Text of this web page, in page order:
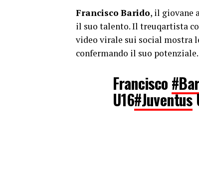
Francisco Barido, il giovane
il suo talento. Il treuqartista
video virale sui social mostra
confermando il suo
Francisco
U16#Juventus